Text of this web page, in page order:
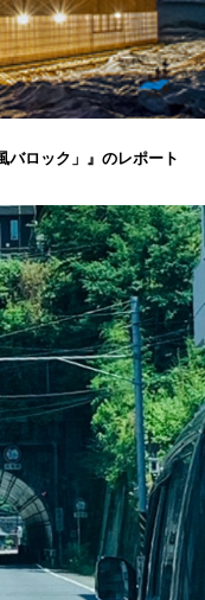
バロック」』のレポート